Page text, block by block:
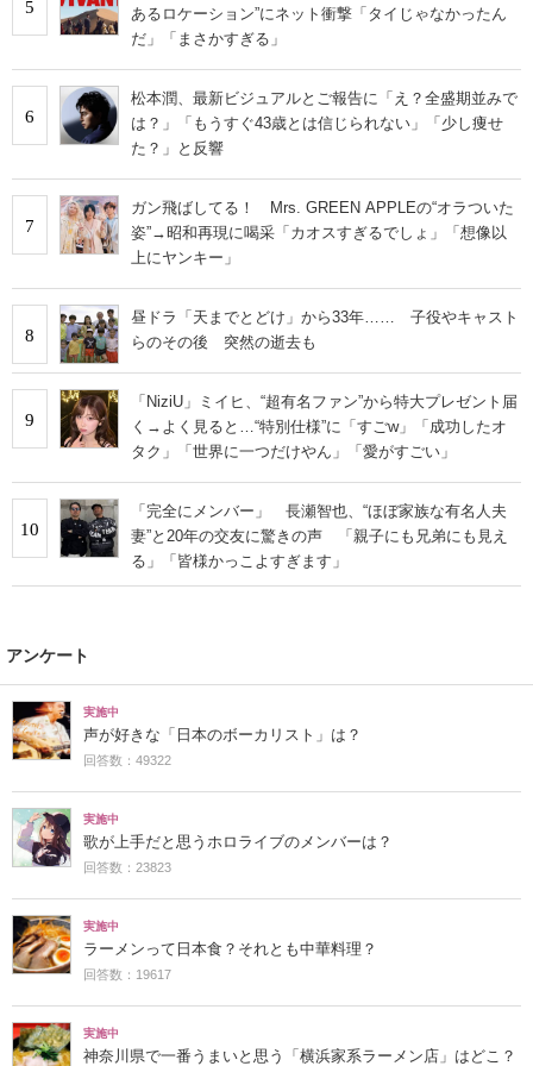
5
あるロケーション”にネット衝撃「タイじゃなかったん
だ」「まさかすぎる」
6
松本潤、最新ビジュアルとご報告に「え？全盛期並みで
は？」「もうすぐ43歳とは信じられない」「少し痩せ
た？」と反響
7
ガン飛ばしてる！ Mrs. GREEN APPLEの“オラついた
姿”→昭和再現に喝采「カオスすぎるでしょ」「想像以
上にヤンキー」
8
昼ドラ「天までとどけ」から33年…… 子役やキャスト
らのその後 突然の逝去も
9
「NiziU」ミイヒ、“超有名ファン”から特大プレゼント届
く→よく見ると…“特別仕様”に「すごw」「成功したオ
タク」「世界に一つだけやん」「愛がすごい」
10
「完全にメンバー」 長瀬智也、“ほぼ家族な有名人夫
妻”と20年の交友に驚きの声 「親子にも兄弟にも見え
る」「皆様かっこよすぎます」
アンケート
実施中
声が好きな「日本のボーカリスト」は？
回答数：49322
実施中
歌が上手だと思うホロライブのメンバーは？
回答数：23823
実施中
ラーメンって日本食？それとも中華料理？
回答数：19617
実施中
神奈川県で一番うまいと思う「横浜家系ラーメン店」はどこ？